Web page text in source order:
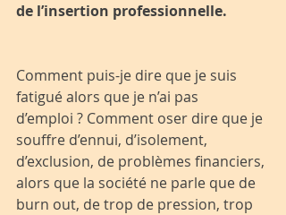
de l’insertion professionnelle.
Comment puis-je dire que je suis
fatigué alors que je n’ai pas
d’emploi ? Comment oser dire que je
souffre d’ennui, d’isolement,
d’exclusion, de problèmes financiers,
alors que la société ne parle que de
burn out, de trop de pression, trop